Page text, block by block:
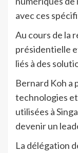
avec ces
Au cours de la
présidentielle
liés à des
Bernard Koh a
technologies
utilisées à
devenir un
La délégation